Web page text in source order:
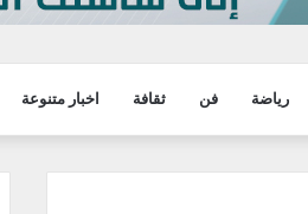
رياضة فن ثقافة اخبار متنوعة